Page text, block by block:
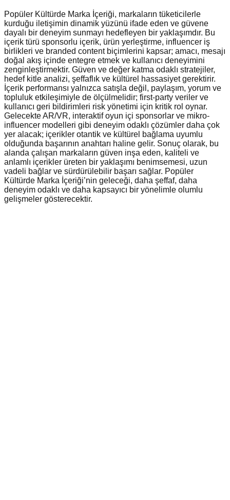
Popüler Kültürde Marka İçeriği, markaların tüketicilerle
kurduğu iletişimin dinamik yüzünü ifade eden ve güvene
dayalı bir deneyim sunmayı hedefleyen bir yaklaşımdır. Bu
içerik türü sponsorlu içerik, ürün yerleştirme, influencer iş
birlikleri ve branded content biçimlerini kapsar; amacı, mesajı
doğal akış içinde entegre etmek ve kullanıcı deneyimini
zenginleştirmektir. Güven ve değer katma odaklı stratejiler,
hedef kitle analizi, şeffaflık ve kültürel hassasiyet gerektirir.
İçerik performansı yalnızca satışla değil, paylaşım, yorum ve
topluluk etkileşimiyle de ölçülmelidir; first-party veriler ve
kullanıcı geri bildirimleri risk yönetimi için kritik rol oynar.
Gelecekte AR/VR, interaktif oyun içi sponsorlar ve mikro-
influencer modelleri gibi deneyim odaklı çözümler daha çok
yer alacak; içerikler otantik ve kültürel bağlama uyumlu
olduğunda başarının anahtarı haline gelir. Sonuç olarak, bu
alanda çalışan markaların güven inşa eden, kaliteli ve
anlamlı içerikler üreten bir yaklaşımı benimsemesi, uzun
vadeli bağlar ve sürdürülebilir başarı sağlar. Popüler
Kültürde Marka İçeriği’nin geleceği, daha şeffaf, daha
deneyim odaklı ve daha kapsayıcı bir yönelimle olumlu
gelişmeler gösterecektir.